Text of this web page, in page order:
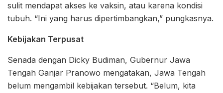
sulit mendapat akses ke vaksin, atau karena kondisi
tubuh. “Ini yang harus dipertimbangkan,” pungkasnya.
Kebijakan Terpusat
Senada dengan Dicky Budiman, Gubernur Jawa
Tengah Ganjar Pranowo mengatakan, Jawa Tengah
belum mengambil kebijakan tersebut. “Belum, kita